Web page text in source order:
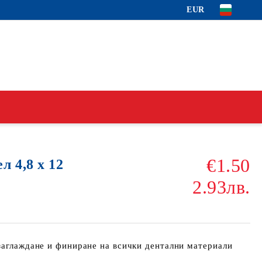
EUR
4,8 х 12
€1.50
2.93лв.
и финиране на всички дентални материали